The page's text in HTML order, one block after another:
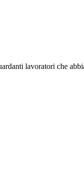
lavoratori che